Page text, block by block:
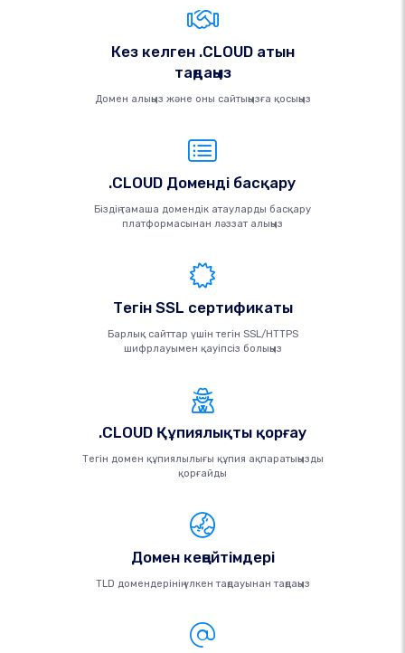
Кез келген .CLOUD атын
таңдаңыз
Домен алыңыз және оны сайтыңызға қосыңыз
.CLOUD Доменді басқару
Біздің тамаша домендік атауларды басқару
платформасынан ләззат алыңыз
Тегін SSL сертификаты
Барлық сайттар үшін тегін SSL/HTTPS
шифрлауымен қауіпсіз болыңыз
.CLOUD Құпиялықты қорғау
Тегін домен құпиялылығы құпия ақпаратыңызды
қорғайды
Домен кеңейтімдері
TLD домендерінің үлкен таңдауынан таңдаңыз